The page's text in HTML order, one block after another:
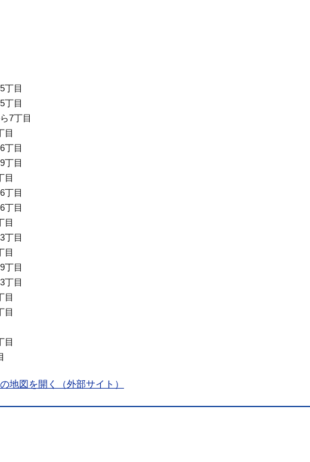
丁目
丁目
7丁目
目
丁目
丁目
目
丁目
丁目
目
丁目
目
丁目
丁目
目
目
目
地図を開く（外部サイト）